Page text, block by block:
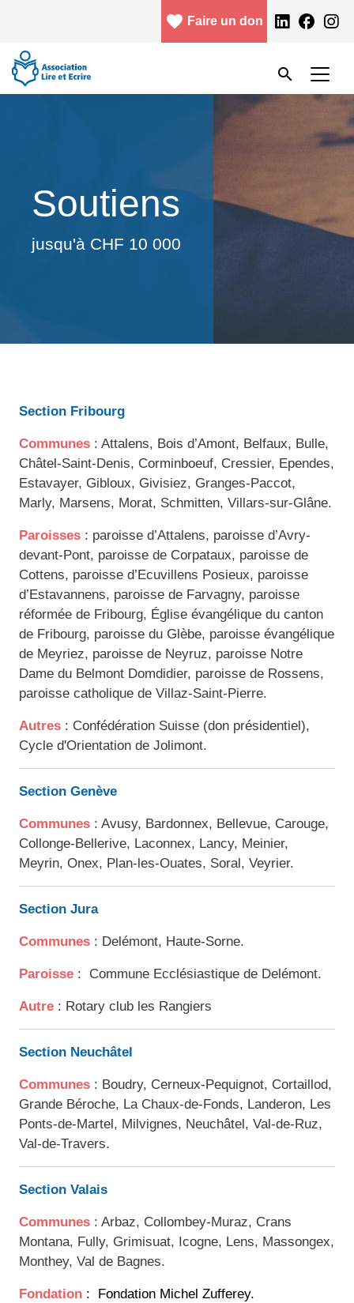
Menu header
favorite Faire un don facebook
search
Rechercher
Rechercher
Soutiens
jusqu'à CHF 10 000
Section Fribourg
Communes : Attalens, Bois d’Amont, Belfaux, Bulle,
Châtel-Saint-Denis, Corminboeuf, Cressier, Ependes,
Estavayer, Gibloux, Givisiez, Granges-Paccot,
Marly, Marsens, Morat, Schmitten, Villars-sur-Glâne.
Paroisses : paroisse d’Attalens, paroisse d’Avry-
devant-Pont, paroisse de Corpataux, paroisse de
Cottens, paroisse d’Ecuvillens Posieux, paroisse
d’Estavannens, paroisse de Farvagny, paroisse
réformée de Fribourg, Église évangélique du canton
de Fribourg, paroisse du Glèbe, paroisse évangélique
de Meyriez, paroisse de Neyruz, paroisse Notre
Dame du Belmont Domdidier, paroisse de Rossens,
paroisse catholique de Villaz-Saint-Pierre.
Autres : Confédération Suisse (don présidentiel),
Cycle d'Orientation de Jolimont.
Section Genève
Communes : Avusy, Bardonnex, Bellevue, Carouge,
Collonge-Bellerive, Laconnex, Lancy, Meinier,
Meyrin, Onex, Plan-les-Ouates, Soral, Veyrier.
Section Jura
Communes : Delémont, Haute-Sorne.
Paroisse : Commune Ecclésiastique de Delémont.
Autre : Rotary club les Rangiers
Section Neuchâtel
Communes : Boudry, Cerneux-Pequignot, Cortaillod,
Grande Béroche, La Chaux-de-Fonds, Landeron, Les
Ponts-de-Martel, Milvignes, Neuchâtel, Val-de-Ruz,
Val-de-Travers.
Section Valais
Communes : Arbaz, Collombey-Muraz, Crans
Montana, Fully, Grimisuat, Icogne, Lens, Massongex,
Monthey, Val de Bagnes.
Fondation : Fondation Michel Zufferey.